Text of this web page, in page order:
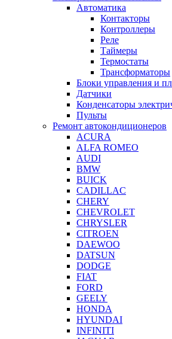
Автоматика
Контакторы
Контроллеры
Реле
Таймеры
Термостаты
Трансформаторы
Блоки управления и
Датчики
Конденсаторы
Пульты
Ремонт автокондиционеров
ACURA
ALFA ROMEO
AUDI
BMW
BUICK
CADILLAC
CHERY
CHEVROLET
CHRYSLER
CITROEN
DAEWOO
DATSUN
DODGE
FIAT
FORD
GEELY
HONDA
HYUNDAI
INFINITI